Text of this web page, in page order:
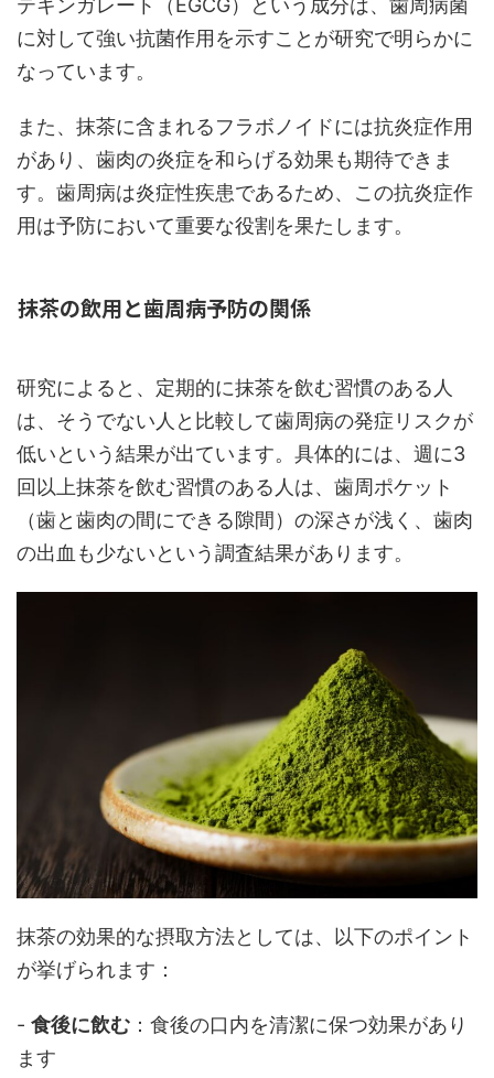
に対して強い抗菌作用を示すことが研究で明らかに
なっています。
また、抹茶に含まれるフラボノイドには抗炎症作用
があり、歯肉の炎症を和らげる効果も期待できま
す。歯周病は炎症性疾患であるため、この抗炎症作
用は予防において重要な役割を果たします。
抹茶の飲用と歯周病予防の関係
研究によると、定期的に抹茶を飲む習慣のある人
は、そうでない人と比較して歯周病の発症リスクが
低いという結果が出ています。具体的には、週に3
回以上抹茶を飲む習慣のある人は、歯周ポケット
（歯と歯肉の間にできる隙間）の深さが浅く、歯肉
の出血も少ないという調査結果があります。
抹茶の効果的な摂取方法としては、以下のポイント
が挙げられます：
- 食後に飲む ：食後の口内を清潔に保つ効果があり
ます